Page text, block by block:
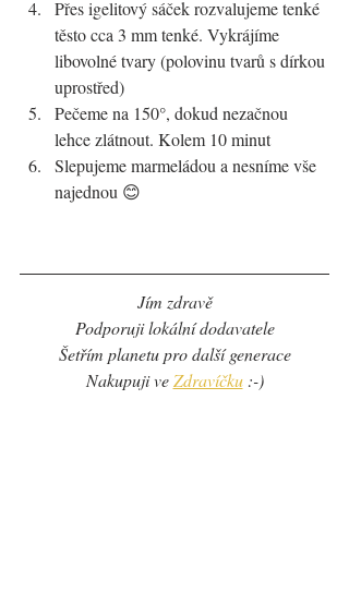
Přes igelitový sáček rozvalujeme tenké
těsto cca 3 mm tenké. Vykrájíme
libovolné tvary (polovinu tvarů s dírkou
uprostřed)
Pečeme na 150°, dokud nezačnou
lehce zlátnout. Kolem 10 minut
Slepujeme marmeládou a nesníme vše
najednou 😊
Jím zdravě
Podporuji lokální dodavatele
Šetřím planetu pro další generace
Nakupuji ve Zdravíčku :-)